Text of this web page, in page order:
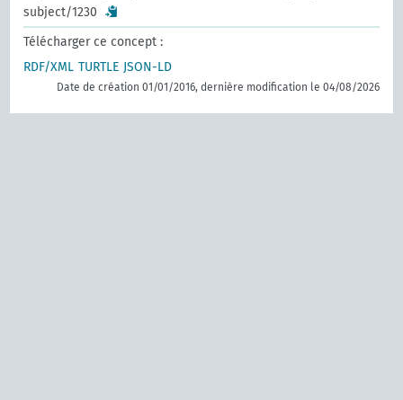
subject/1230
Télécharger ce concept :
RDF/XML TURTLE JSON-LD
Date de création 01/01/2016, dernière modification le 04/08/2026